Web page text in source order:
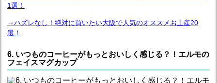
1選！
→ハズレなし！絶対に買いたい大阪で人気のオススメお土産20
選！
6. いつものコーヒーがもっとおいしく感じる？！エルモの
フェイスマグカップ